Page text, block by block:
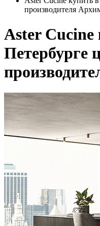
производителя
Aster Сucine
Петербурге